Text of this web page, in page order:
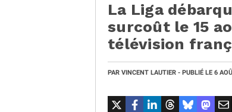
La Liga
surcoût le 15
télévision
PAR VINCENT LAUTIER - PUBLIÉ LE 6